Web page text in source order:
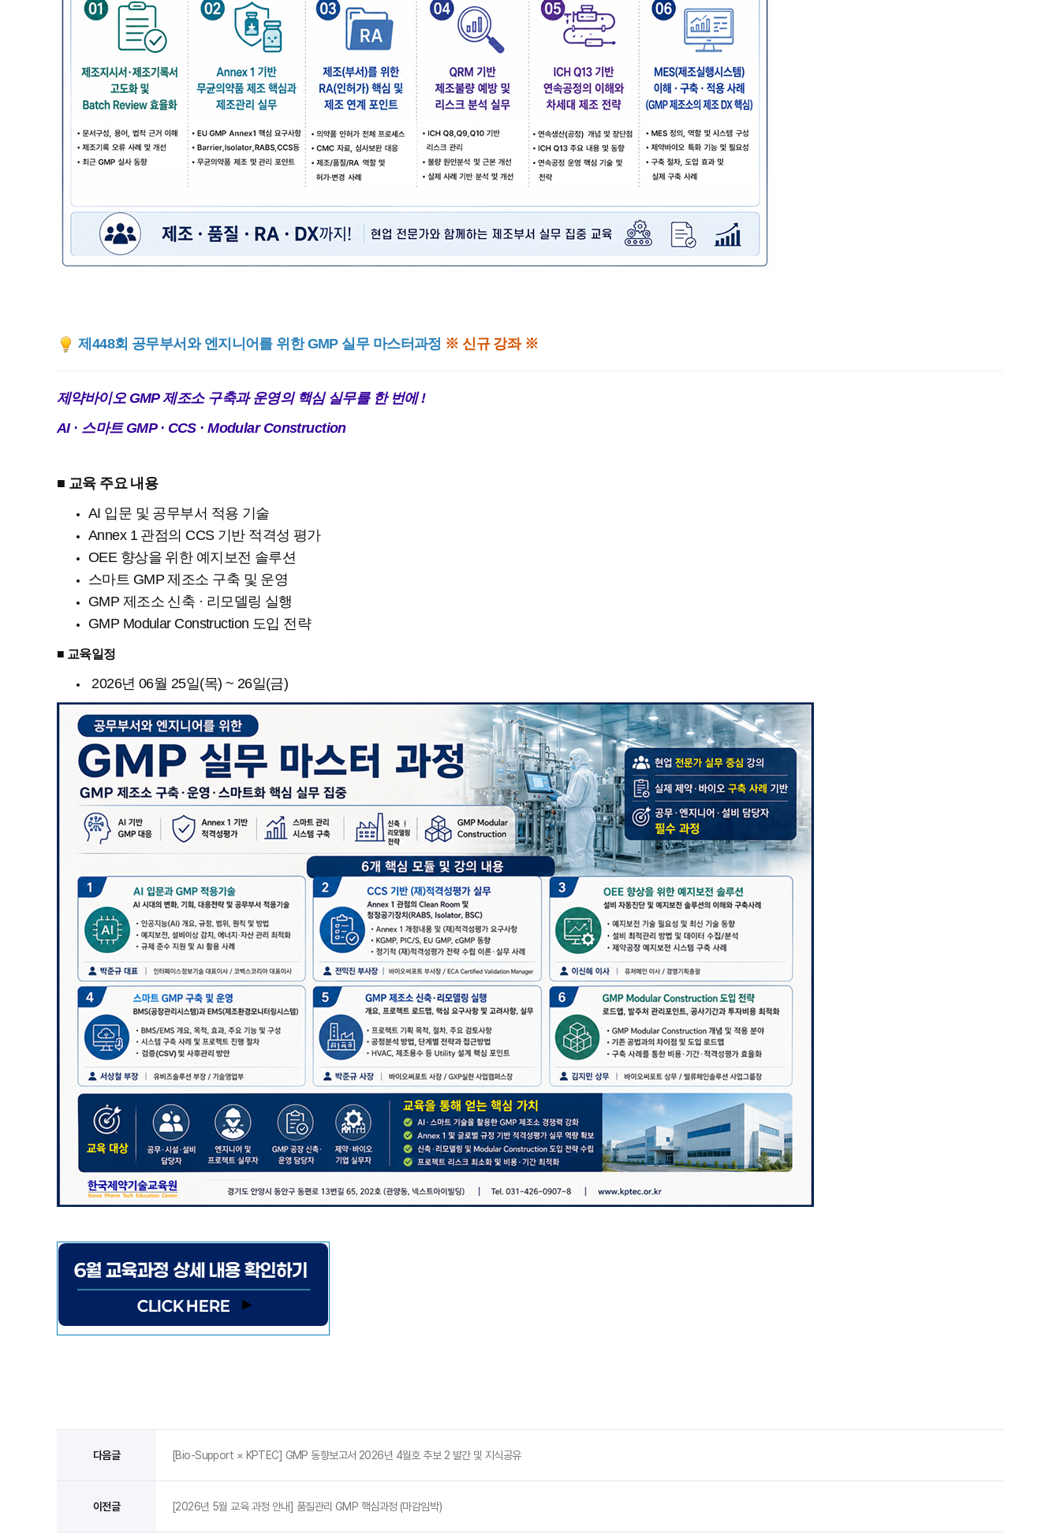
다음글 [Bio-Support × KPTEC] GMP 동향보고서 2026년 4월호 추보 2 발간 및 지식공유
이전글 [2026년 5월 교육 과정 안내] 품질관리 GMP 핵심과정 (마감임박)